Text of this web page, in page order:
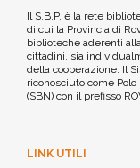
Il S.B.P. è la rete
di cui la Provincia di
biblioteche aderenti
cittadini, sia
della cooperazione. Il
riconosciuto come
(SBN) con il prefisso
LINK UTILI